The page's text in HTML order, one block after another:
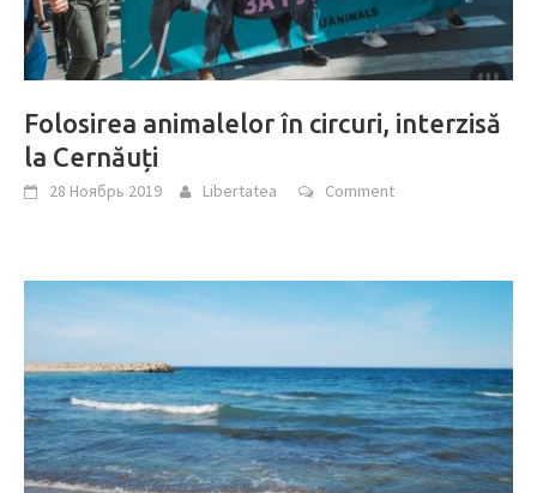
Folosirea animalelor în circuri, interzisă
la Cernăuți
28 Ноябрь 2019 Libertatea Comment